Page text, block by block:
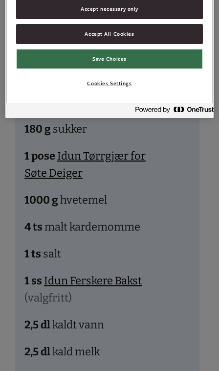
porsjoner
– +
Ingredienser
180g sukker
1poseIdun Tørrgjær for
Søte Deiger
1000ghvetemel
4ts malt kardemomme
1ts salt
1ss Idun Ferskere Bakst
(valgfritt)
2,5dlkaldt vann
2,5dlkald melk
Accept necessary only
Accept All Cookies
Save Choices
Cookies Settings